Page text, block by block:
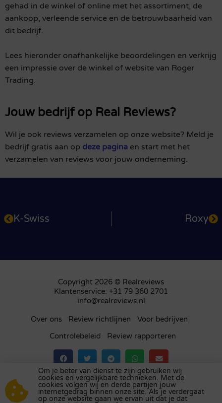
gehad in de winkel of online met het assortiment, de
aankoop, verleende service en de betrouwbaarheid van
dit bedrijf.
Lees hieronder onafhankelijke beoordelingen en verkrijg
een impressie over de winkel of website van Roger
Trading.
Jouw bedrijf op Real Reviews?
Wil je ook reviews verzamelen op onze website? Meld je
bedrijf gratis aan op deze pagina en start met het
verzamelen van reviews voor jouw onderneming.
K-Swiss Roxy
Copyright 2026 © Realreviews
Klantenservice: +31 79 360 2701
info@realreviews.nl
Over ons Review richtlijnen
Voor bedrijven
Controlebeleid
Review rapporteren
Bezoek ons review platform inhet Verenigd
Koninkrijk,Frankrijk,Duitsland ,België,Spanje,
Om je beter van dienst te zijn gebruiken wij
cookies en vergelijkbare technieken. Met de
cookies volgen wij en derde partijen jouw
internetgedrag binnen onze site. Als je verdergaat
op onze website gaan we ervan uit dat je dat